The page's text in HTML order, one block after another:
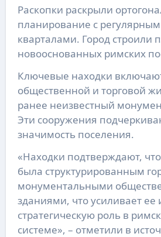
Раскопки раскрыли
планирование с
кварталами. Город строили
новооснованных римских
Ключевые находки
общественной и торговой
ранее неизвестный
Эти сооружения
значимость поселения.
«Находки подтверждают,
была структурированным
монументальными
зданиями, что усиливает ее
стратегическую роль в
системе», – отметили в